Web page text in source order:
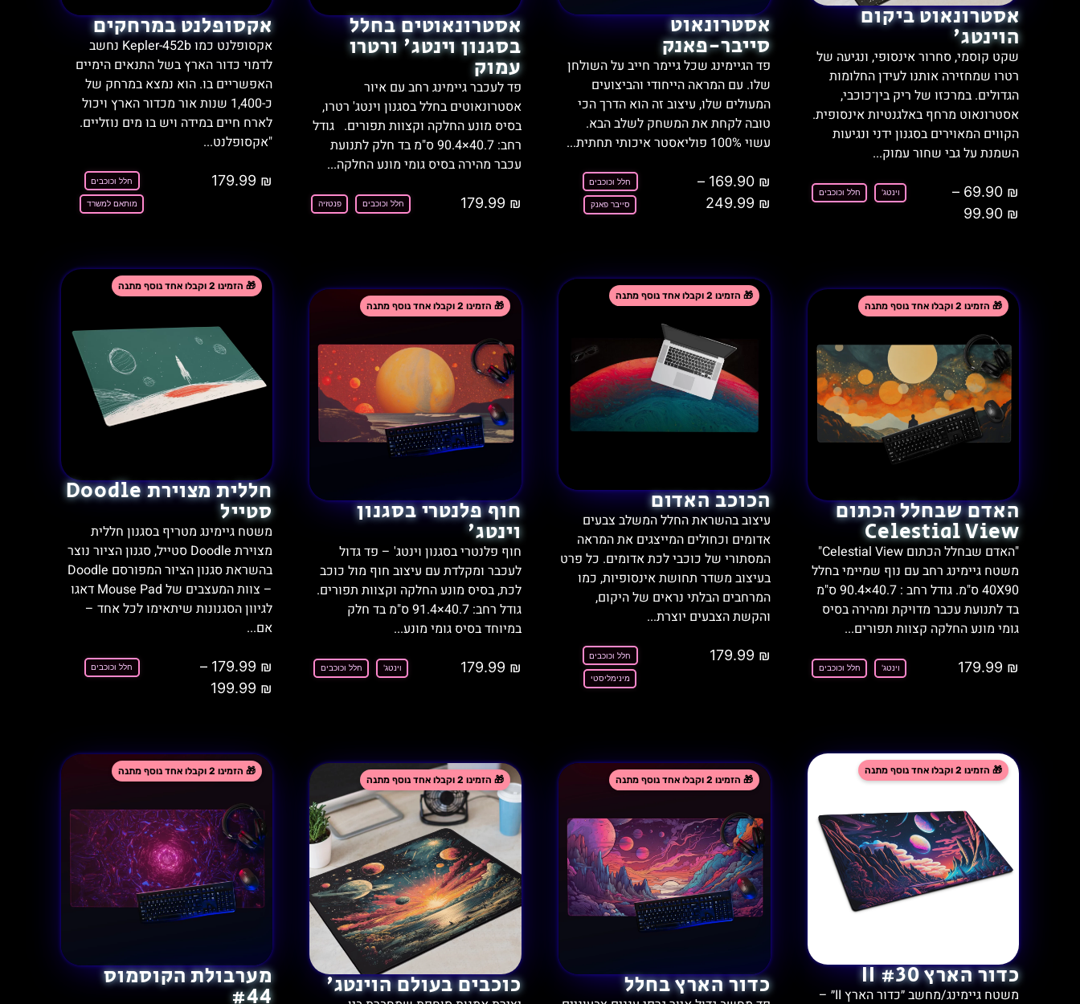
אסטרונאוט ביקום
הוינטג'
שקט קוסמי, סחרור אינסופי, ונגיעה של
רטרו שמחזירה אותנו לעידן החלומות
הגדולים. במרכזו של ריק בין־כוכבי,
אסטרונאוט מרחף באלגנטיות אינסופית.
הקווים המאוירים בסגנון ידני ונגיעות
השמנת על גבי שחור עמוק...
69.90 ₪
–
99.90 ₪
וינטג' חלל וכוכבים
אסטרונאוט
סייבר-פאנק
פד הגיימינג שכל גיימר חייב על השולחן
שלו. עם המראה הייחודי והביצועים
המעולים שלו, עיצוב זה הוא הדרך הכי
טובה לקחת את המשחק לשלב הבא.
עשוי 100% פוליאסטר איכותי תחתית...
169.90 ₪
–
249.99 ₪
חלל וכוכבים
סייבר פאנק
אסטרונאוטים בחלל
בסגנון וינטג' ורטרו
עמוק
פד לעכבר גיימינג רחב עם איור
אסטרונאוטים בחלל בסגנון וינטג' רטרו,
בסיס מונע החלקה וקצוות תפורים. גודל
רחב: ‎90.4×40.7 ס"מ בד חלק לתנועת
עכבר מהירה בסיס גומי מונע החלקה...
179.99 ₪ חלל וכוכבים פנטזיה
אקסופלנט במרחקים
אקסופלנט כמו Kepler-452b נחשב
לדמוי כדור הארץ בשל התנאים הימיים
האפשריים בו. הוא נמצא במרחק של
כ-1,400 שנות אור מכדור הארץ ויכול
לארח חיים במידה ויש בו מים נוזליים.
"אקסופלנט...
179.99 ₪ חלל וכוכבים
מותאם למשרד
האדם שבחלל הכתום
Celestial View
"האדם שבחלל הכתום Celestial View"
משטח גיימינג רחב עם נוף שמיימי בחלל
40X90 ס"מ. גודל רחב : ‎90.4×40.7 ס"מ
בד לתנועת עכבר מדויקת ומהירה בסיס
גומי מונע החלקה קצוות תפורים...
179.99 ₪ וינטג' חלל וכוכבים
הכוכב האדום
עיצוב בהשראת החלל המשלב צבעים
אדומים וכחולים המייצגים את המראה
המסתורי של כוכבי לכת אדומים. כל פרט
בעיצוב משדר תחושת אינסופיות, כמו
המרחבים הבלתי נראים של היקום,
והקשת הצבעים יוצרת...
179.99 ₪ חלל וכוכבים
מינימליסטי
חוף פלנטרי בסגנון
וינטג'
חוף פלנטרי בסגנון וינטג' – פד גדול
לעכבר ומקלדת עם עיצוב חוף מול כוכב
לכת, בסיס מונע החלקה וקצוות תפורים.
גודל רחב: ‎91.4×40.7 ס"מ בד חלק
במיוחד בסיס גומי מונע...
179.99 ₪ וינטג' חלל וכוכבים
חללית מצוירת Doodle
סטייל
משטח גיימינג מטריף בסגנון חללית
מצוירת Doodle סטייל, סגנון הציור נוצר
בהשראת סגנון הציור המפורסם Doodle
– צוות המעצבים של Mouse Pad דאגו
לגיוון הסגנונות שיתאימו לכל אחד –
אם...
179.99 ₪
–
199.99 ₪
חלל וכוכבים
כדור הארץ II #30
משטח גיימינג/מחשב ״כדור הארץ II״ –
כדור הארץ בחלל כוכבים בעולם הוינטג' מערבולת הקוסמוס
#44